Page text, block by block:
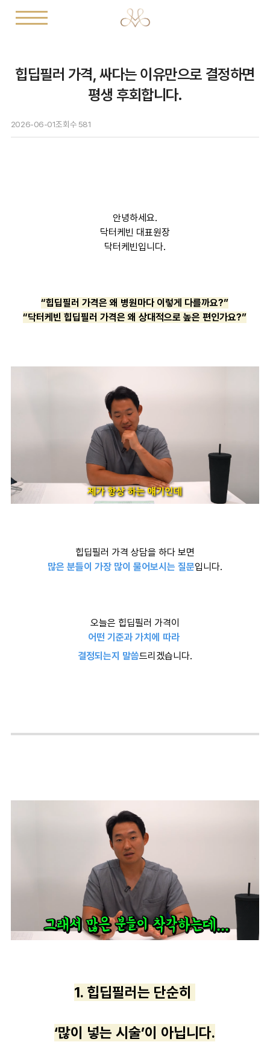
힙딥필러 가격, 싸다는 이유만으로 결정하면
평생 후회합니다.
2026-06-01조회수 581
안녕하세요.
닥터케빈 대표원장
닥터케빈입니다.
“힙딥필러 가격은 왜 병원마다 이렇게 다를까요?”
“닥터케빈 힙딥필러 가격은 왜 상대적으로 높은 편인가요?”
힙딥필러 가격 상담을 하다 보면
많은 분들이 가장 많이 물어보시는 질문입니다.
오늘은 힙딥필러 가격이
어떤 기준과 가치에 따라
결정되는지 말씀드리겠습니다.
1. 힙딥필러는 단순히
‘많이 넣는 시술’이 아닙니다.